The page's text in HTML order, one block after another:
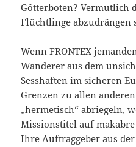
Götterboten? Vermutlich
Flüchtlinge abzudrängen
Wenn FRONTEX
Wanderer aus dem
Sesshaften im sicheren
Grenzen zu allen
„hermetisch“ abriegeln,
Missionstitel auf
Ihre Auftraggeber aus